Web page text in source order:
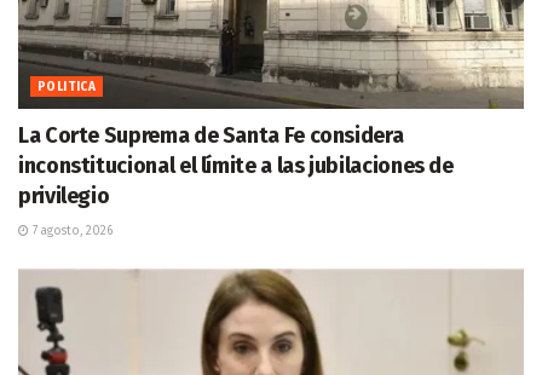
POLITICA
La Corte Suprema de Santa Fe considera
inconstitucional el límite a las jubilaciones de
privilegio
7 agosto, 2026